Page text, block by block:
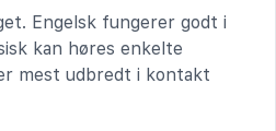
Engelsk fungerer godt i
kan høres enkelte
mest udbredt i kontakt